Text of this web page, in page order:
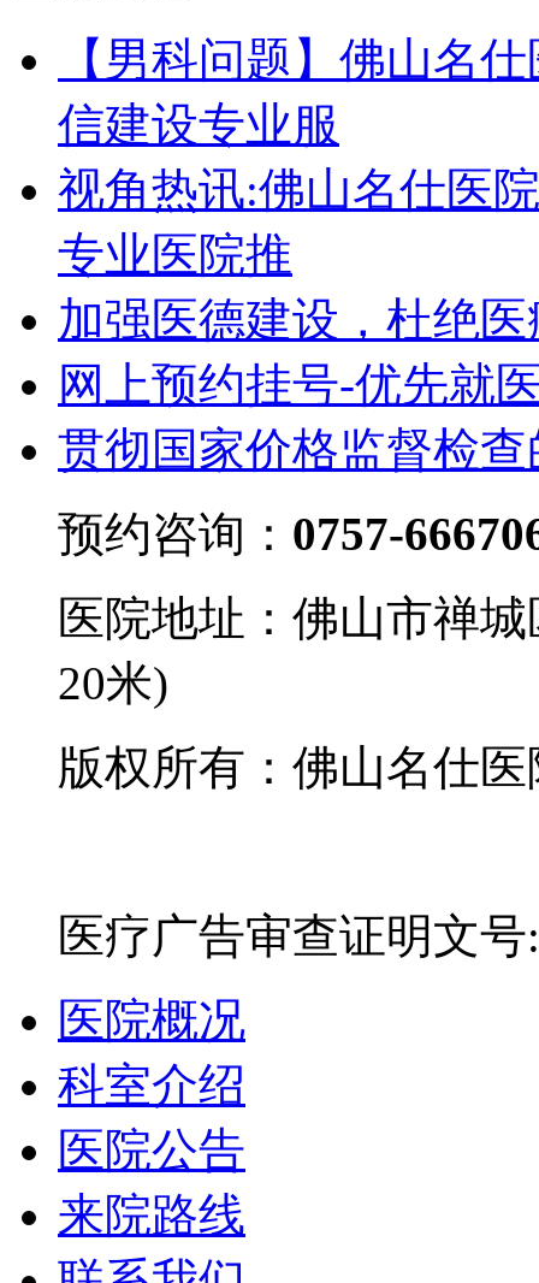
【男科问题】佛山名
信建设专业服
视角热讯:佛山名仕医
专业医院推
加强医德建设，杜绝
网上预约挂号-优先就
贯彻国家价格监督检
预约咨询： 0757-
医院地址：佛山市禅
20米)
版权所有：佛山名仕
医疗广告审查证明文
医院概况
科室介绍
医院公告
来院路线